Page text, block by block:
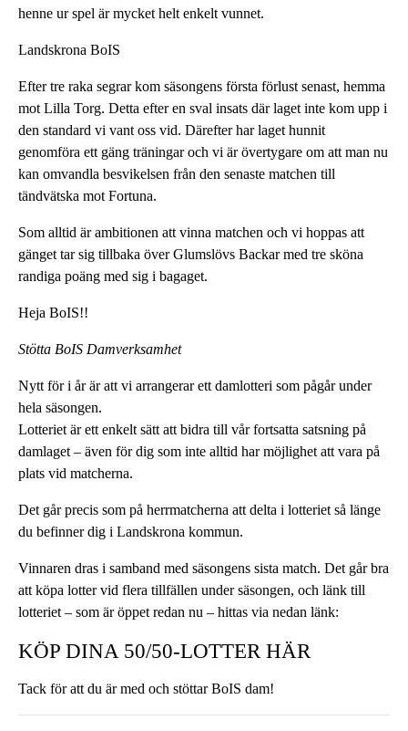
henne ur spel är mycket helt enkelt vunnet.
Landskrona BoIS
Efter tre raka segrar kom säsongens första förlust senast, hemma
mot Lilla Torg. Detta efter en sval insats där laget inte kom upp i
den standard vi vant oss vid. Därefter har laget hunnit
genomföra ett gäng träningar och vi är övertygare om att man nu
kan omvandla besvikelsen från den senaste matchen till
tändvätska mot Fortuna.
Som alltid är ambitionen att vinna matchen och vi hoppas att
gänget tar sig tillbaka över Glumslövs Backar med tre sköna
randiga poäng med sig i bagaget.
Heja BoIS!!
Stötta BoIS Damverksamhet
Nytt för i år är att vi arrangerar ett damlotteri som pågår under
hela säsongen.
Lotteriet är ett enkelt sätt att bidra till vår fortsatta satsning på
damlaget – även för dig som inte alltid har möjlighet att vara på
plats vid matcherna.
Det går precis som på herrmatcherna att delta i lotteriet så länge
du befinner dig i Landskrona kommun.
Vinnaren dras i samband med säsongens sista match. Det går bra
att köpa lotter vid flera tillfällen under säsongen, och länk till
lotteriet – som är öppet redan nu – hittas via nedan länk:
KÖP DINA 50/50-LOTTER HÄR
Tack för att du är med och stöttar BoIS dam!